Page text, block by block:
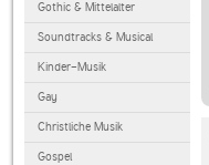
Gothic & Mittelalter
Soundtracks & Musical
Kinder-Musik
Gay
Christliche Musik
Gospel